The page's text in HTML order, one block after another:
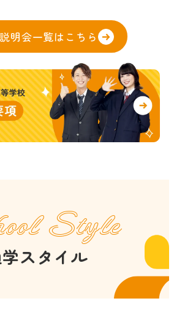
明会一覧はこちら
Style
スタイル